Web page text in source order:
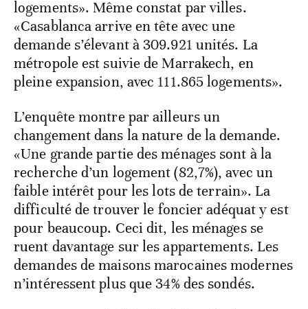
logements». Même constat par villes.
«Casablanca arrive en tête avec une
demande s’élevant à 309.921 unités. La
métropole est suivie de Marrakech, en
pleine expansion, avec 111.865 logements».
L’enquête montre par ailleurs un
changement dans la nature de la demande.
«Une grande partie des ménages sont à la
recherche d’un logement (82,7%), avec un
faible intérêt pour les lots de terrain». La
difficulté de trouver le foncier adéquat y est
pour beaucoup. Ceci dit, les ménages se
ruent davantage sur les appartements. Les
demandes de maisons marocaines modernes
n’intéressent plus que 34% des sondés.